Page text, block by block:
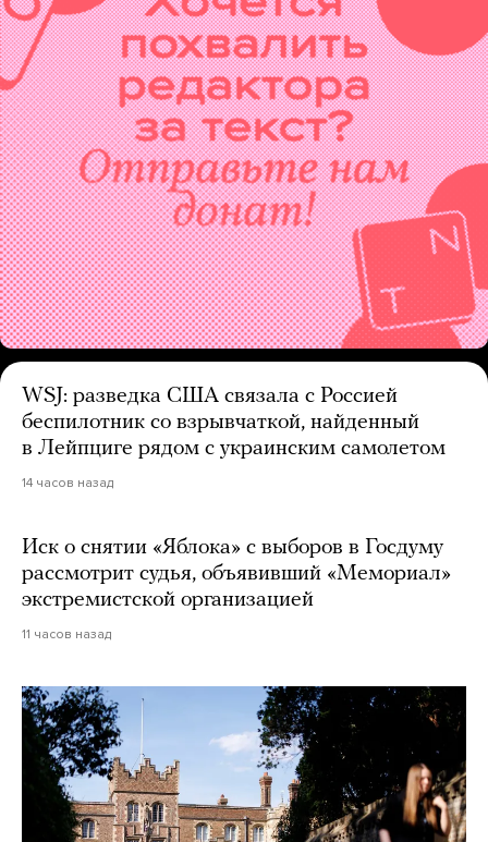
WSJ: разведка США связала с Россией
беспилотник со взрывчаткой, найденный
в Лейпциге рядом с украинским самолетом
14 часов назад
Иск о снятии «Яблока» с выборов в Госдуму
рассмотрит судья, объявивший «Мемориал»
экстремистской организацией
11 часов назад